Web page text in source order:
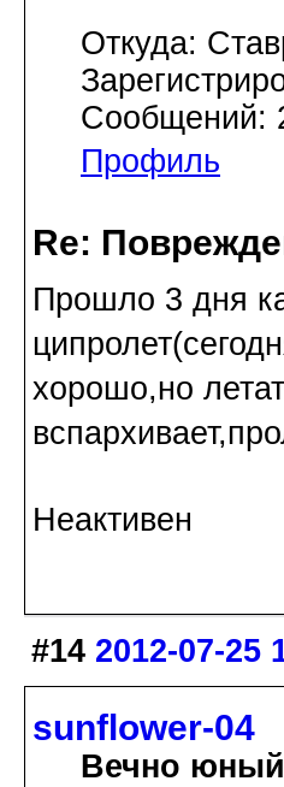
Откуда:
Сообщений:
Профиль
Re:
Прошло 3 дня
хорошо,но
Неактивен
#14 2012-07-25
sunflower-04
Вечно юный